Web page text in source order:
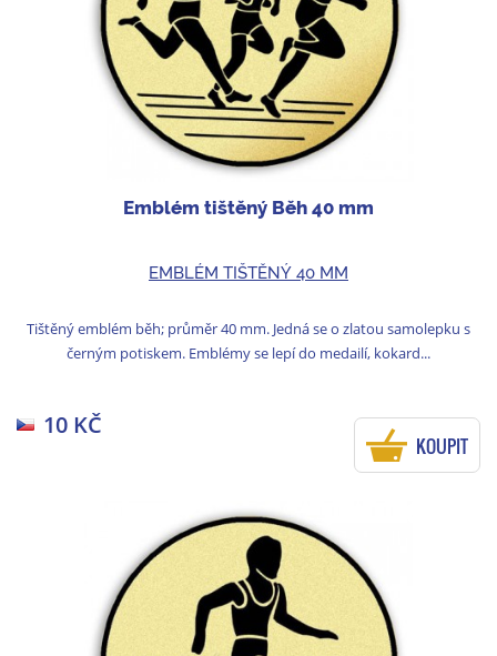
Emblém tištěný Běh 40 mm
EMBLÉM TIŠTĚNÝ 40 MM
Tištěný emblém běh; průměr 40 mm. Jedná se o zlatou samolepku s
černým potiskem. Emblémy se lepí do medailí, kokard...
10 KČ
KOUPIT